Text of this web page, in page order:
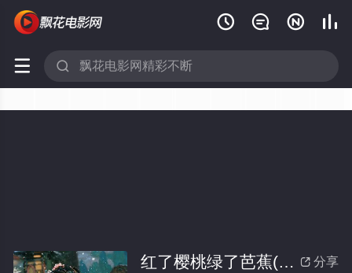
   
 
 分享
红了樱桃绿了芭蕉(全集)